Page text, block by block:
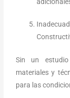
Sin un estudio
materiales y
para las